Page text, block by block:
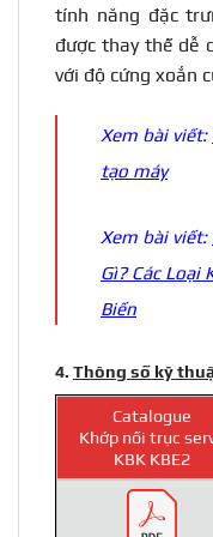
tính năng đặc
được thay thế dễ
với độ cứng xoắn
Xem bài viết:
tạo máy
Xem bài viết:
Gì? Các Loại
Biến
4. Thông số kỹ
Catalogue
Khớp nối trục
KBK KBE2